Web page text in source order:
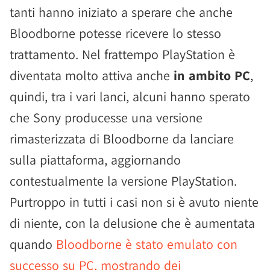
tanti hanno iniziato a sperare che anche
Bloodborne potesse ricevere lo stesso
trattamento. Nel frattempo PlayStation è
diventata molto attiva anche in ambito PC,
quindi, tra i vari lanci, alcuni hanno sperato
che Sony producesse una versione
rimasterizzata di Bloodborne da lanciare
sulla piattaforma, aggiornando
contestualmente la versione PlayStation.
Purtroppo in tutti i casi non si è avuto niente
di niente, con la delusione che è aumentata
quando Bloodborne è stato emulato con
successo su PC, mostrando dei